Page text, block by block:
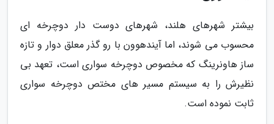
بیشتر شهرهای هلند، شهرهای دوست دار دوچرخه ای
محسوب می شوند، اما آیندهوون با رو گذر معلق دوار و تازه
ساز هاونرینگ که مخصوص دوچرخه سواری است، تعهد بی
نظیرش را به سیستم مسیر های مختص دوچرخه سواری
ثابت نموده است.